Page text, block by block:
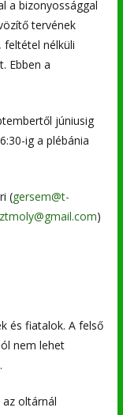
a bizonyossággal
tervének
feltétel nélküli
Ebben a
júniusig
ig a plébánia
(gersem@t-
)
és fiatalok. A felső
nem lehet
oltárnál